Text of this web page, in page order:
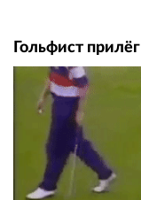
Гольфист прилёг